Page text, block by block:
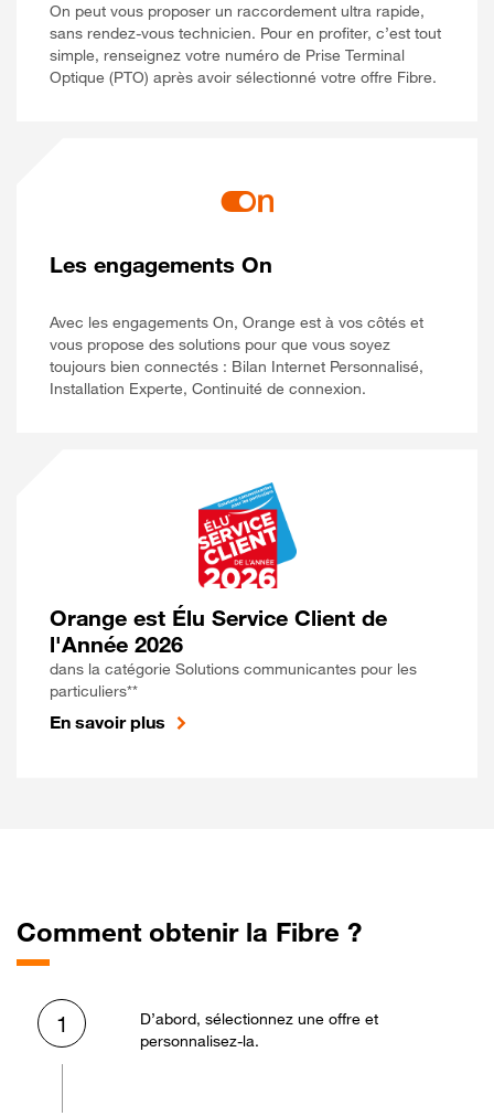
On peut vous proposer un raccordement ultra rapide,
sans rendez-vous technicien. Pour en profiter, c’est tout
simple, renseignez votre numéro de Prise Terminal
Optique (PTO) après avoir sélectionné votre offre Fibre.
Les engagements On
Avec les engagements On, Orange est à vos côtés et
vous propose des solutions pour que vous soyez
toujours bien connectés : Bilan Internet Personnalisé,
Installation Experte, Continuité de connexion.
Orange est Élu Service Client de
l'Année 2026
dans la catégorie Solutions communicantes pour les
particuliers**
En savoir plus
Comment obtenir la Fibre ?
1
D’abord, sélectionnez une offre et
personnalisez-la.